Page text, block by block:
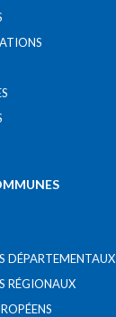
DÉPARTEMENTAUX
RÉGIONAUX